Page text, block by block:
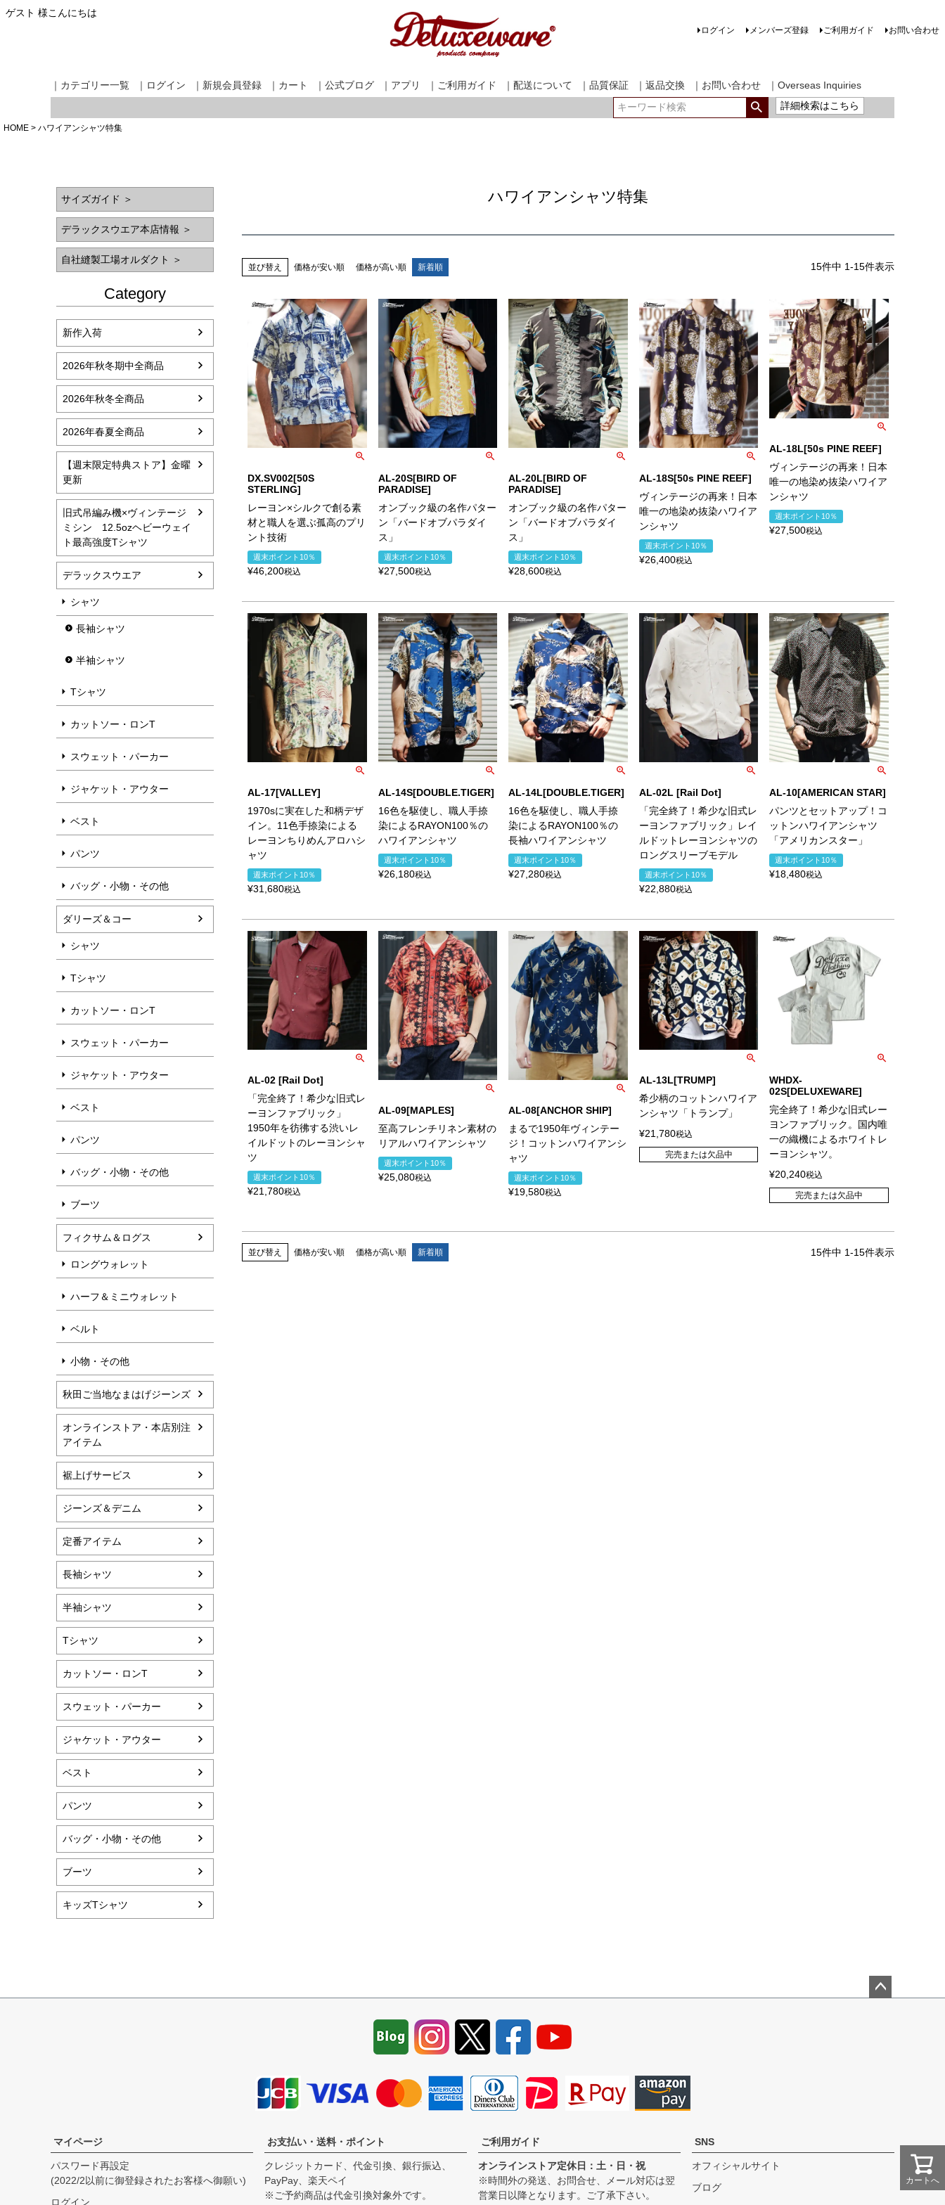
ゲスト 様こんにちは
ログイン メンバーズ登録 ご利用ガイド お問い合わせ
｜カテゴリー一覧 ｜ログイン ｜新規会員登録 ｜カート ｜公式ブログ ｜アプリ ｜ご利用ガイド ｜配送について ｜品質保証 ｜返品交換 ｜お問い合わせ
｜Overseas Inquiries
詳細検索はこちら
HOME ハワイアンシャツ特集
サイズガイド ＞
デラックスウエア本店情報 ＞
自社縫製工場オルダクト ＞
Category
新作入荷
2026年秋冬期中全商品
2026年秋冬全商品
2026年春夏全商品
【週末限定特典ストア】金曜
更新
旧式吊編み機×ヴィンテージ
ミシン 12.5ozヘビーウェイ
ト最高強度Tシャツ
デラックスウエア
シャツ
長袖シャツ
半袖シャツ
Tシャツ
カットソー・ロンT
スウェット・パーカー
ジャケット・アウター
ベスト
パンツ
バッグ・小物・その他
ダリーズ＆コー
シャツ
Tシャツ
カットソー・ロンT
スウェット・パーカー
ジャケット・アウター
ベスト
パンツ
バッグ・小物・その他
ブーツ
フィクサム＆ログス
ロングウォレット
ハーフ＆ミニウォレット
ベルト
小物・その他
秋田ご当地なまはげジーンズ
オンラインストア・本店別注
アイテム
裾上げサービス
ジーンズ＆デニム
定番アイテム
長袖シャツ
半袖シャツ
Tシャツ
カットソー・ロンT
スウェット・パーカー
ジャケット・アウター
ベスト
パンツ
バッグ・小物・その他
ブーツ
キッズTシャツ
ハワイアンシャツ特集
並び替え 価格が安い順 価格が高い順 新着順 15件中 1-15件表示
DX.SV002[50S
STERLING]
レーヨン×シルクで創る素
材と職人を選ぶ孤高のプリ
ント技術
週末ポイント10％
¥46,200税込
AL-20S[BIRD OF
PARADISE]
オンブック級の名作パター
ン「バードオブパラダイ
ス」
週末ポイント10％
¥27,500税込
AL-20L[BIRD OF
PARADISE]
オンブック級の名作パター
ン「バードオブパラダイ
ス」
週末ポイント10％
¥28,600税込
AL-18S[50s PINE REEF]
ヴィンテージの再来！日本
唯一の地染め抜染ハワイア
ンシャツ
週末ポイント10％
¥26,400税込
AL-18L[50s PINE REEF]
ヴィンテージの再来！日本
唯一の地染め抜染ハワイア
ンシャツ
週末ポイント10％
¥27,500税込
AL-17[VALLEY]
1970sに実在した和柄デザ
イン。11色手捺染による
レーヨンちりめんアロハシ
ャツ
週末ポイント10％
¥31,680税込
AL-14S[DOUBLE.TIGER]
16色を駆使し、職人手捺
染によるRAYON100％の
ハワイアンシャツ
週末ポイント10％
¥26,180税込
AL-14L[DOUBLE.TIGER]
16色を駆使し、職人手捺
染によるRAYON100％の
長袖ハワイアンシャツ
週末ポイント10％
¥27,280税込
AL-02L [Rail Dot]
「完全終了！希少な旧式レ
ーヨンファブリック」レイ
ルドットレーヨンシャツの
ロングスリーブモデル
週末ポイント10％
¥22,880税込
AL-10[AMERICAN STAR]
パンツとセットアップ！コ
ットンハワイアンシャツ
「アメリカンスター」
週末ポイント10％
¥18,480税込
AL-02 [Rail Dot]
「完全終了！希少な旧式レ
ーヨンファブリック」
1950年を彷彿する渋いレ
イルドットのレーヨンシャ
ツ
週末ポイント10％
¥21,780税込
AL-09[MAPLES]
至高フレンチリネン素材の
リアルハワイアンシャツ
週末ポイント10％
¥25,080税込
AL-08[ANCHOR SHIP]
まるで1950年ヴィンテー
ジ！コットンハワイアンシ
ャツ
週末ポイント10％
¥19,580税込
AL-13L[TRUMP]
希少柄のコットンハワイア
ンシャツ「トランプ」
¥21,780税込
完売または欠品中
WHDX-
02S[DELUXEWARE]
完全終了！希少な旧式レー
ヨンファブリック。国内唯
一の織機によるホワイトレ
ーヨンシャツ。
¥20,240税込
完売または欠品中
並び替え 価格が安い順 価格が高い順 新着順 15件中 1-15件表示
カートへ
マイページ
パスワード再設定
(2022/2以前に御登録されたお客様へ御願い)
ログイン
お支払い・送料・ポイント
クレジットカード、代金引換、銀行振込、
PayPay、楽天ペイ
※ご予約商品は代金引換対象外です。
ご利用ガイド
オンラインストア定休日：土・日・祝
※時間外の発送、お問合せ、メール対応は翌
営業日以降となります。ご了承下さい。
SNS
オフィシャルサイト
ブログ